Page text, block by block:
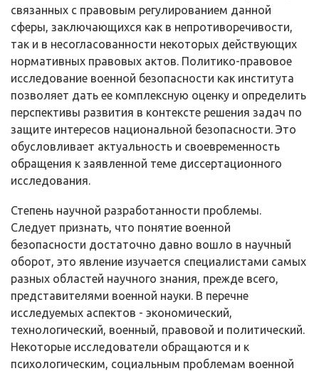
связанных с правовым регулированием данной
сферы, заключаю­щихся как в непротиворечивости,
так и в несогласованности некоторых дей­ствующих
нормативных правовых актов. Политико-правовое
исследование военной безопасности как института
позволяет дать ее комплексную оценку и определить
перспективы развития в контексте решения задач по
защите ин­тересов национальной безопасности. Это
обусловливает актуальность и свое­временность
обращения к заявленной теме диссертационного
исследования.
Степень научной разработанности проблемы.
Следует признать, что понятие военной
безопасности достаточно давно вошло в научный
оборот, это явление изучается специалистами самых
разных областей научного зна­ния, прежде всего,
представителями военной науки. В перечне
исследуемых аспектов - экономический,
технологический, военный, правовой и политиче­ский.
Некоторые исследователи обращаются и к
психологическим, социаль­ным проблемам военной